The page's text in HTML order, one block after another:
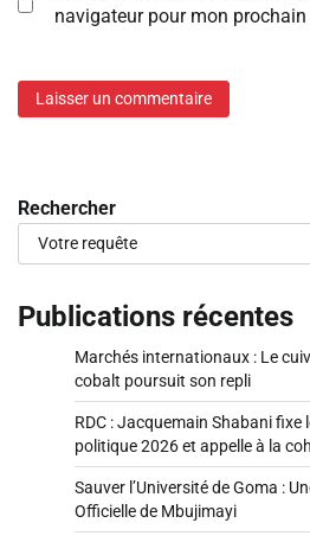
navigateur pour mon
Rechercher
Publications récentes
Marchés internationaux : Le
cobalt poursuit son repli
RDC : Jacquemain Shabani fixe
politique 2026 et appelle à la
Sauver l’Université de Goma :
Officielle de Mbujimayi